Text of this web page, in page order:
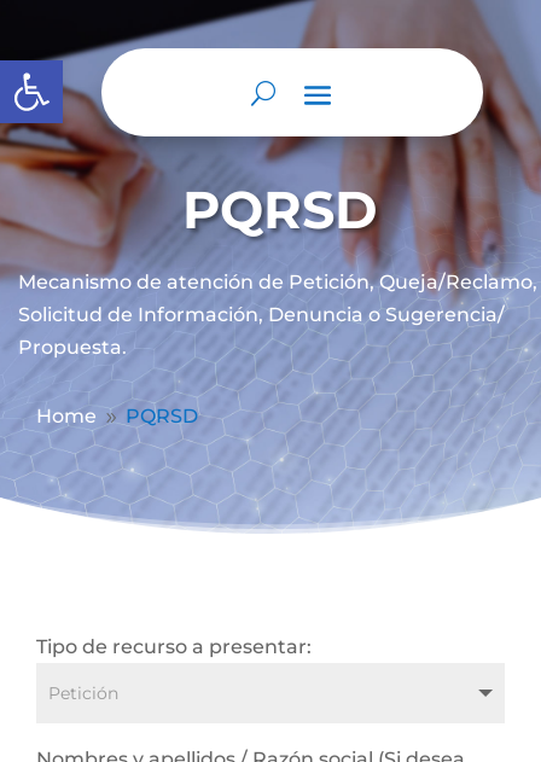
Abrir barra de herramientas
PQRSD
Mecanismo de atención de Petición, Queja/Reclamo,
Solicitud de Información, Denuncia o Sugerencia/
Propuesta.
Home 9 PQRSD
Tipo de recurso a presentar: